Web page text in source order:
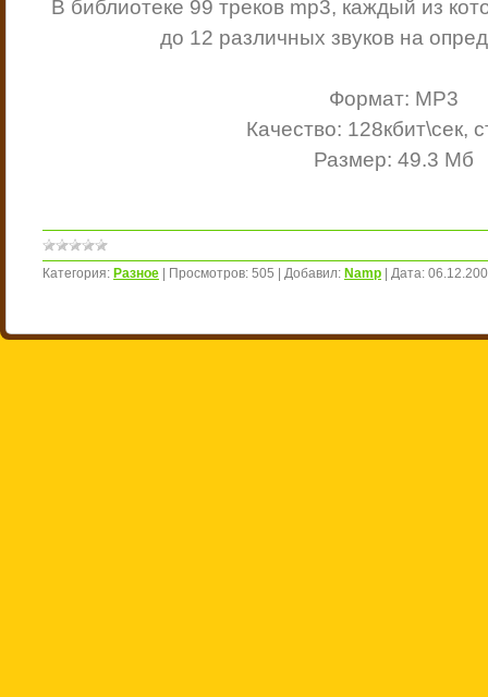
В библиотеке 99 треков mp3, каждый из
до 12 различных звуков на
Формат: МР3
Качество: 128кбит\сек,
Размер: 49.3 Мб
Категория: Разное Просмотров: 505 Добавил: Namp Дата: